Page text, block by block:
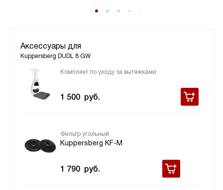
Аксессуары для
Kuppersberg DUDL 8 GW
Комплект по уходу за вытяжками
1 500 руб.
Фильтр угольный
Kuppersberg KF-M
1 790 руб.